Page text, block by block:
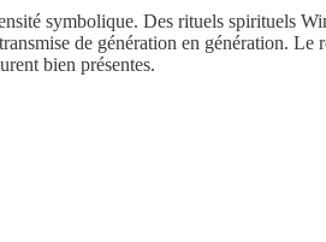
symbolique. Des rituels spirituels
de génération en génération.
bien présentes.